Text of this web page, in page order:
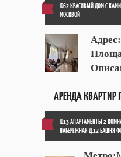
ID62 КРАСИВЫЙ ДОМ С
МОСКВОЙ
Адрес:
АРЕНДА
ID13 АПАРТАМЕНТЫ 2
НАБЕРЕЖНАЯ Д.12 БАШНЯ